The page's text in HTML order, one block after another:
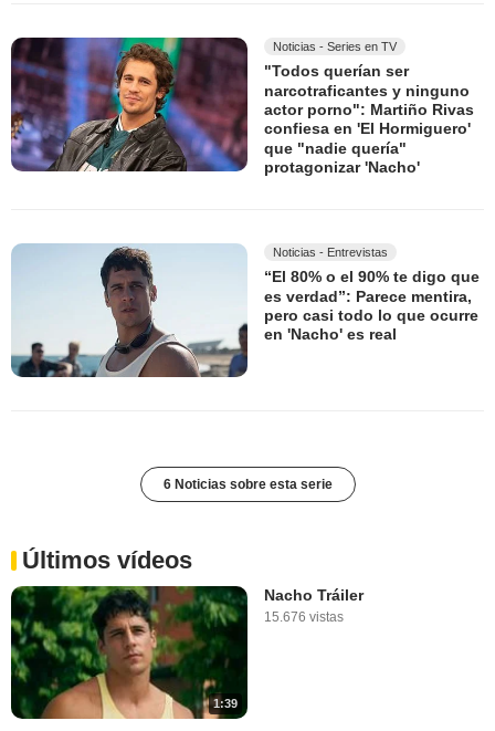
Noticias - Series en TV
"Todos querían ser
narcotraficantes y ninguno
actor porno": Martiño Rivas
confiesa en 'El Hormiguero'
que "nadie quería"
protagonizar 'Nacho'
Noticias - Entrevistas
“El 80% o el 90% te digo que
es verdad”: Parece mentira,
pero casi todo lo que ocurre
en 'Nacho' es real
6 Noticias sobre esta serie
Últimos vídeos
1:39
Nacho Tráiler
15.676 vistas